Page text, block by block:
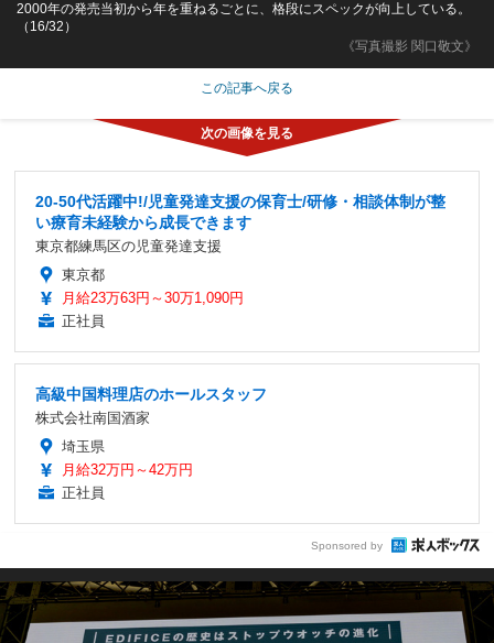
《写真撮影 関口敬文》
2000年の発売当初から年を重ねるごとに、格段にスペックが向上している。
（16/32）
この記事へ戻る
20-50代活躍中!/児童発達支援の保育士/研修・相談体制が整
い療育未経験から成長できます
東京都練馬区の児童発達支援
東京都
月給23万63円～30万1,090円
正社員
高級中国料理店のホールスタッフ
株式会社南国酒家
埼玉県
月給32万円～42万円
正社員
Sponsored by